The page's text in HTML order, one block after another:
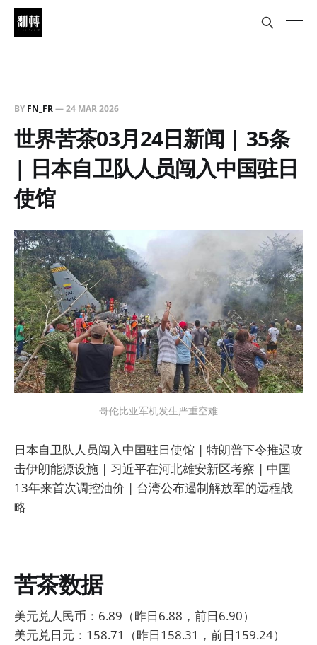
BY FN_FR—24 MAR 2026
世界苦茶03月24日新闻 | 35条
| 日本自卫队人员闯入中国驻日
使馆
哥伦比亚军机发生严重空难
日本自卫队人员闯入中国驻日使馆 | 特朗普下令推迟攻
击伊朗能源设施 | 习近平在河北雄安新区考察 | 中国
13年来首次调控油价 | 台湾公布遏制解放军的远程战
略
苦茶数据
美元兑人民币：6.89（昨日6.88，前日6.90）
美元兑日元：158.71（昨日158.31，前日159.24）